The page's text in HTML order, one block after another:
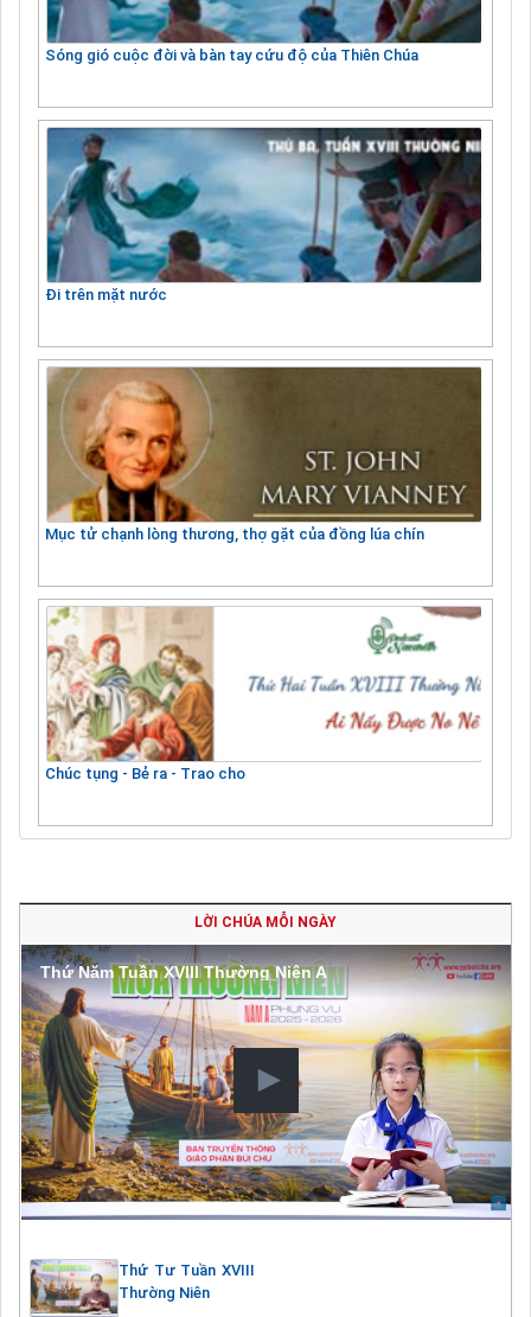
Sóng gió cuộc đời và bàn tay cứu độ của Thiên Chúa
Đi trên mặt nước
Mục tử chạnh lòng thương, thợ gặt của đồng lúa chín
Chúc tụng - Bẻ ra - Trao cho
LỜI CHÚA MỖI NGÀY
Thứ Năm Tuần XVIII Thường Niên A
Thứ Tư Tuần XVIII
Thường Niên